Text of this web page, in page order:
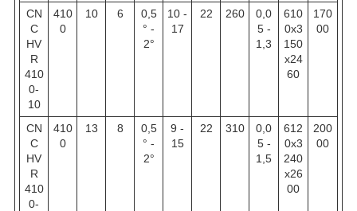
CN
C
HV
R
410
0-
10
410
0
10 6
0,5
° -
2°
10 -
17
22 260
0,0
5 -
1,3
610
0х3
150
х24
60
170
00
CN
C
HV
R
410
0-
410
0
13 8
0,5
° -
2°
9 -
15
22 310
0,0
5 -
1,5
612
0х3
240
х26
00
200
00